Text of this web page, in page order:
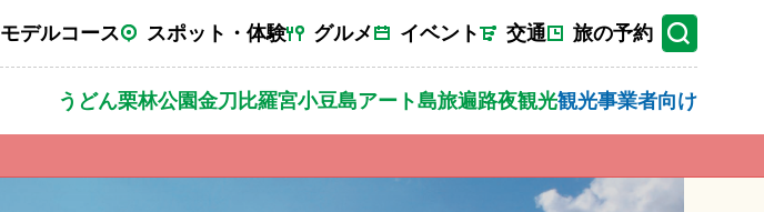
モデルコース スポット・体験 グルメ イベント 交通 旅の予約
うどん栗林公園金刀比羅宮小豆島アート島旅遍路夜観光観光事業者向け